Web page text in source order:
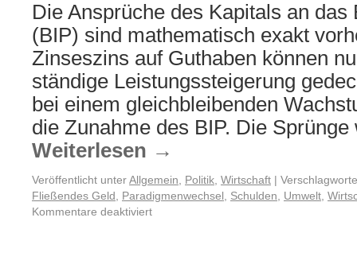
Die Ansprüche des Kapitals an das
(BIP) sind mathematisch exakt
Zinseszins auf Guthaben können
ständige Leistungssteigerung
bei einem gleichbleibenden
die Zunahme des BIP. Die
Weiterlesen →
Veröffentlicht unterAllgemein Politik Wirtschaft |
Fließendes Geld
Paradigmenwechsel Schulden Umwelt
Kommentare deaktiviert